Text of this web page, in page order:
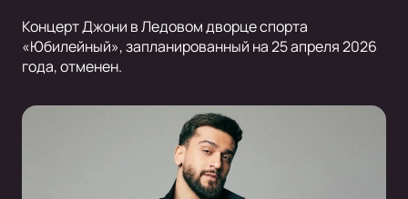
Концерт Джони в Ледовом дворце спорта
«Юбилейный», запланированный на 25 апреля 2026
года, отменен.